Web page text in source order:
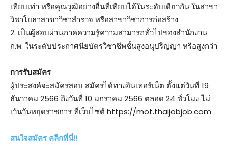
เทียบเท่า หรือคุณวุฒิอย่างอื่นที่เทียบได้ในระดับเดียวกัน ในสาขา
วิชาโยธาสาขาวิชาสำรวจ หรือสาขาวิชาการก่อสร้าง
2. เป็นผู้สอบผ่านภาคความรู้ความสามารถทั่วไปของสำนักงาน
ก.พ. ในระดับประกาศนียบัตรวิชาชีพชั้นสูงอนุปริญญา หรือสูงกว่า
การรับสมัคร
ผู้ประสงค์จะสมัครสอบ สมัครได้ทางอินเทอร์เน็ต ตั้งแต่วันที่ 19
ธันวาคม 2566 ถึงวันที่ 10 มกราคม 2566 ตลอด 24 ชั่วโมง ไม่
เว้นวันหยุดราชการ ที่เว็บไซต์ https://mot.thaijobjob.com
สนใจสมัคร คลิกที่นี่!!